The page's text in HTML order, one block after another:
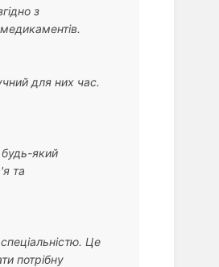
з
для них час.
будь-який
та
Це
потрібну